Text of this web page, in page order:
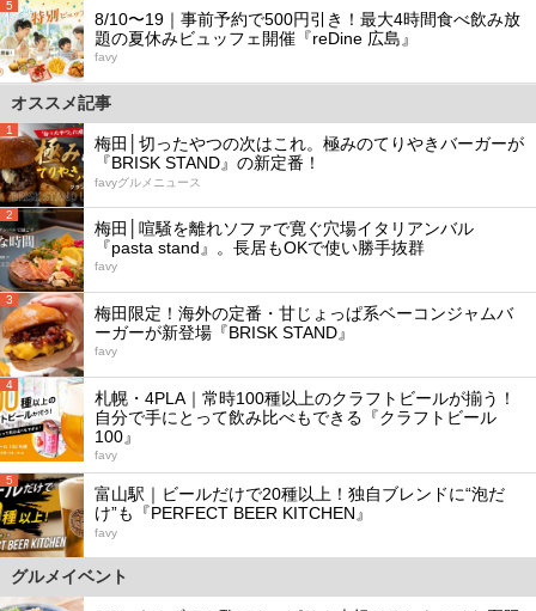
5
8/10〜19｜事前予約で500円引き！最大4時間食べ飲み放
題の夏休みビュッフェ開催『reDine 広島』
favy
オススメ記事
1
梅田│切ったやつの次はこれ。極みのてりやきバーガーが
『BRISK STAND』の新定番！
favyグルメニュース
2
梅田│喧騒を離れソファで寛ぐ穴場イタリアンバル
『pasta stand』。長居もOKで使い勝手抜群
favy
3
梅田限定！海外の定番・甘じょっぱ系ベーコンジャムバ
ーガーが新登場『BRISK STAND』
favy
4
札幌・4PLA｜常時100種以上のクラフトビールが揃う！
自分で手にとって飲み比べもできる『クラフトビール
100』
favy
5
富山駅｜ビールだけで20種以上！独自ブレンドに“泡だ
け”も『PERFECT BEER KITCHEN』
favy
グルメイベント